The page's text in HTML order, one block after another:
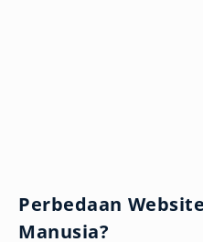
Perbedaan
Manusia?